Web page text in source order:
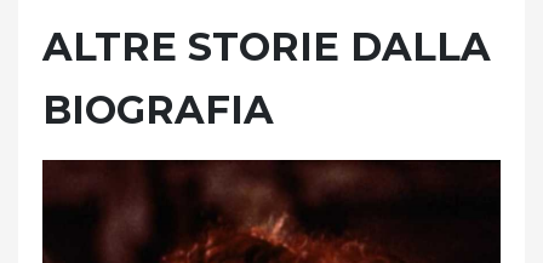
ALTRE STORIE DALLA
BIOGRAFIA